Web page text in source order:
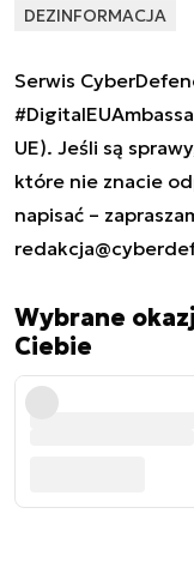
DEZINFORMACJA
Serwis
UE). Jeśli są
które nie znacie
napisać –
Wybrane
Ciebie